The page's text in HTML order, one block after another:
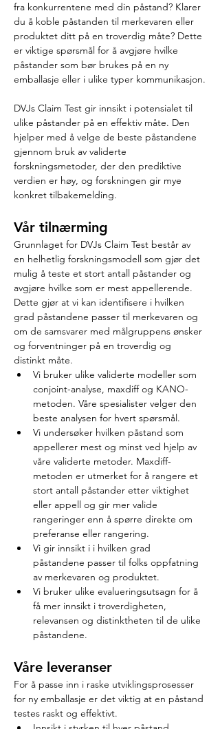
fra konkurrentene med din påstand? Klarer
du å koble påstanden til merkevaren eller
produktet ditt på en troverdig måte? Dette
er viktige spørsmål for å avgjøre hvilke
påstander som bør brukes på en ny
emballasje eller i ulike typer kommunikasjon.
DVJs Claim Test gir innsikt i potensialet til
ulike påstander på en effektiv måte. Den
hjelper med å velge de beste påstandene
gjennom bruk av validerte
forskningsmetoder, der den prediktive
verdien er høy, og forskningen gir mye
konkret tilbakemelding.
Vår tilnærming
Grunnlaget for DVJs Claim Test består av
en helhetlig forskningsmodell som gjør det
mulig å teste et stort antall påstander og
avgjøre hvilke som er mest appellerende.
Dette gjør at vi kan identifisere i hvilken
grad påstandene passer til merkevaren og
om de samsvarer med målgruppens ønsker
og forventninger på en troverdig og
distinkt måte.
Vi bruker ulike validerte modeller som
conjoint-analyse, maxdiff og KANO-
metoden. Våre spesialister velger den
beste analysen for hvert spørsmål.
Vi undersøker hvilken påstand som
appellerer mest og minst ved hjelp av
våre validerte metoder. Maxdiff-
metoden er utmerket for å rangere et
stort antall påstander etter viktighet
eller appell og gir mer valide
rangeringer enn å spørre direkte om
preferanse eller rangering.
Vi gir innsikt i i hvilken grad
påstandene passer til folks oppfatning
av merkevaren og produktet.
Vi bruker ulike evalueringsutsagn for å
få mer innsikt i troverdigheten,
relevansen og distinktheten til de ulike
påstandene.
Våre leveranser
For å passe inn i raske utviklingsprosesser
for ny emballasje er det viktig at en påstand
testes raskt og effektivt.